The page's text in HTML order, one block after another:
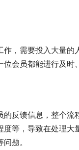
，需要投入大量的
会员都能进行及时、
的反馈信息，整个流
度等，导致在处理大
题。